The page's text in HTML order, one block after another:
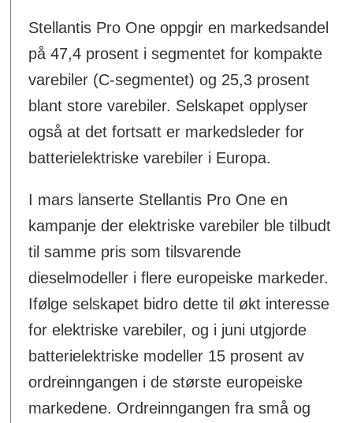
Stellantis Pro One oppgir en markedsandel
på 47,4 prosent i segmentet for kompakte
varebiler (C-segmentet) og 25,3 prosent
blant store varebiler. Selskapet opplyser
også at det fortsatt er markedsleder for
batterielektriske varebiler i Europa.
I mars lanserte Stellantis Pro One en
kampanje der elektriske varebiler ble tilbudt
til samme pris som tilsvarende
dieselmodeller i flere europeiske markeder.
Ifølge selskapet bidro dette til økt interesse
for elektriske varebiler, og i juni utgjorde
batterielektriske modeller 15 prosent av
ordreinngangen i de største europeiske
markedene. Ordreinngangen fra små og